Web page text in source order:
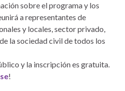
sobre el programa y los
a representantes de
y locales, sector privado,
la sociedad civil de todos los
y la inscripción es gratuita.
!